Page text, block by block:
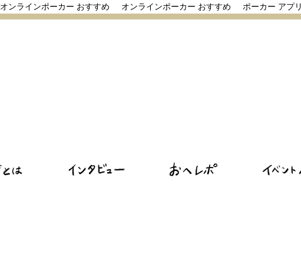
オンラインポーカー おすすめ オンラインポーカー おすすめ ポーカー アプ